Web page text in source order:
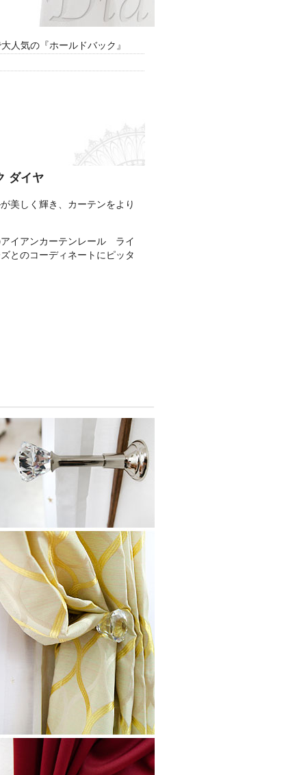
人気の『ホールドバック』
ダイヤ
美しく輝き、カーテンをより
アイアンカーテンレール ライ
とのコーディネートにピッタ